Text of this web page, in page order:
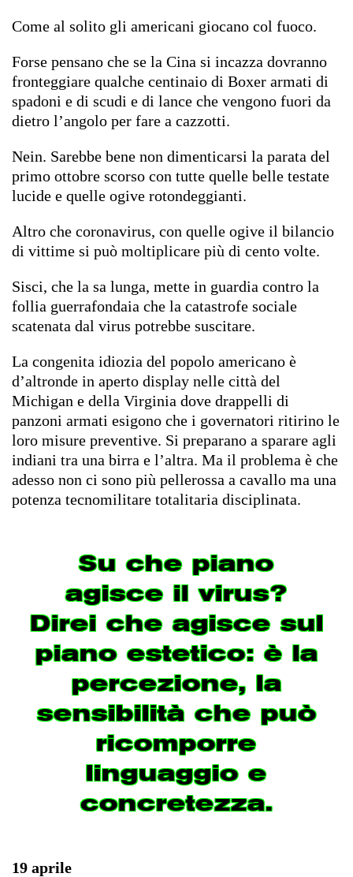
Come al solito gli americani giocano col fuoco.
Forse pensano che se la Cina si incazza dovranno
fronteggiare qualche centinaio di Boxer armati di
spadoni e di scudi e di lance che vengono fuori da
dietro l’angolo per fare a cazzotti.
Nein. Sarebbe bene non dimenticarsi la parata del
primo ottobre scorso con tutte quelle belle testate
lucide e quelle ogive rotondeggianti.
Altro che coronavirus, con quelle ogive il bilancio
di vittime si può moltiplicare più di cento volte.
Sisci, che la sa lunga, mette in guardia contro la
follia guerrafondaia che la catastrofe sociale
scatenata dal virus potrebbe suscitare.
La congenita idiozia del popolo americano è
d’altronde in aperto display nelle città del
Michigan e della Virginia dove drappelli di
panzoni armati esigono che i governatori ritirino le
loro misure preventive. Si preparano a sparare agli
indiani tra una birra e l’altra. Ma il problema è che
adesso non ci sono più pellerossa a cavallo ma una
potenza tecnomilitare totalitaria disciplinata.
Su che piano
agisce il virus?
Direi che agisce sul
piano estetico: è la
percezione, la
sensibilità che può
ricomporre
linguaggio e
concretezza.
19 aprile